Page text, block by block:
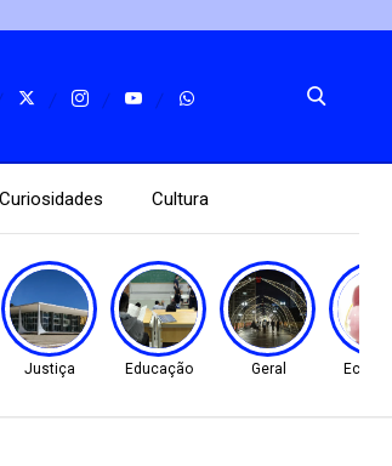
Curiosidades Cultura
Justiça Educação Geral